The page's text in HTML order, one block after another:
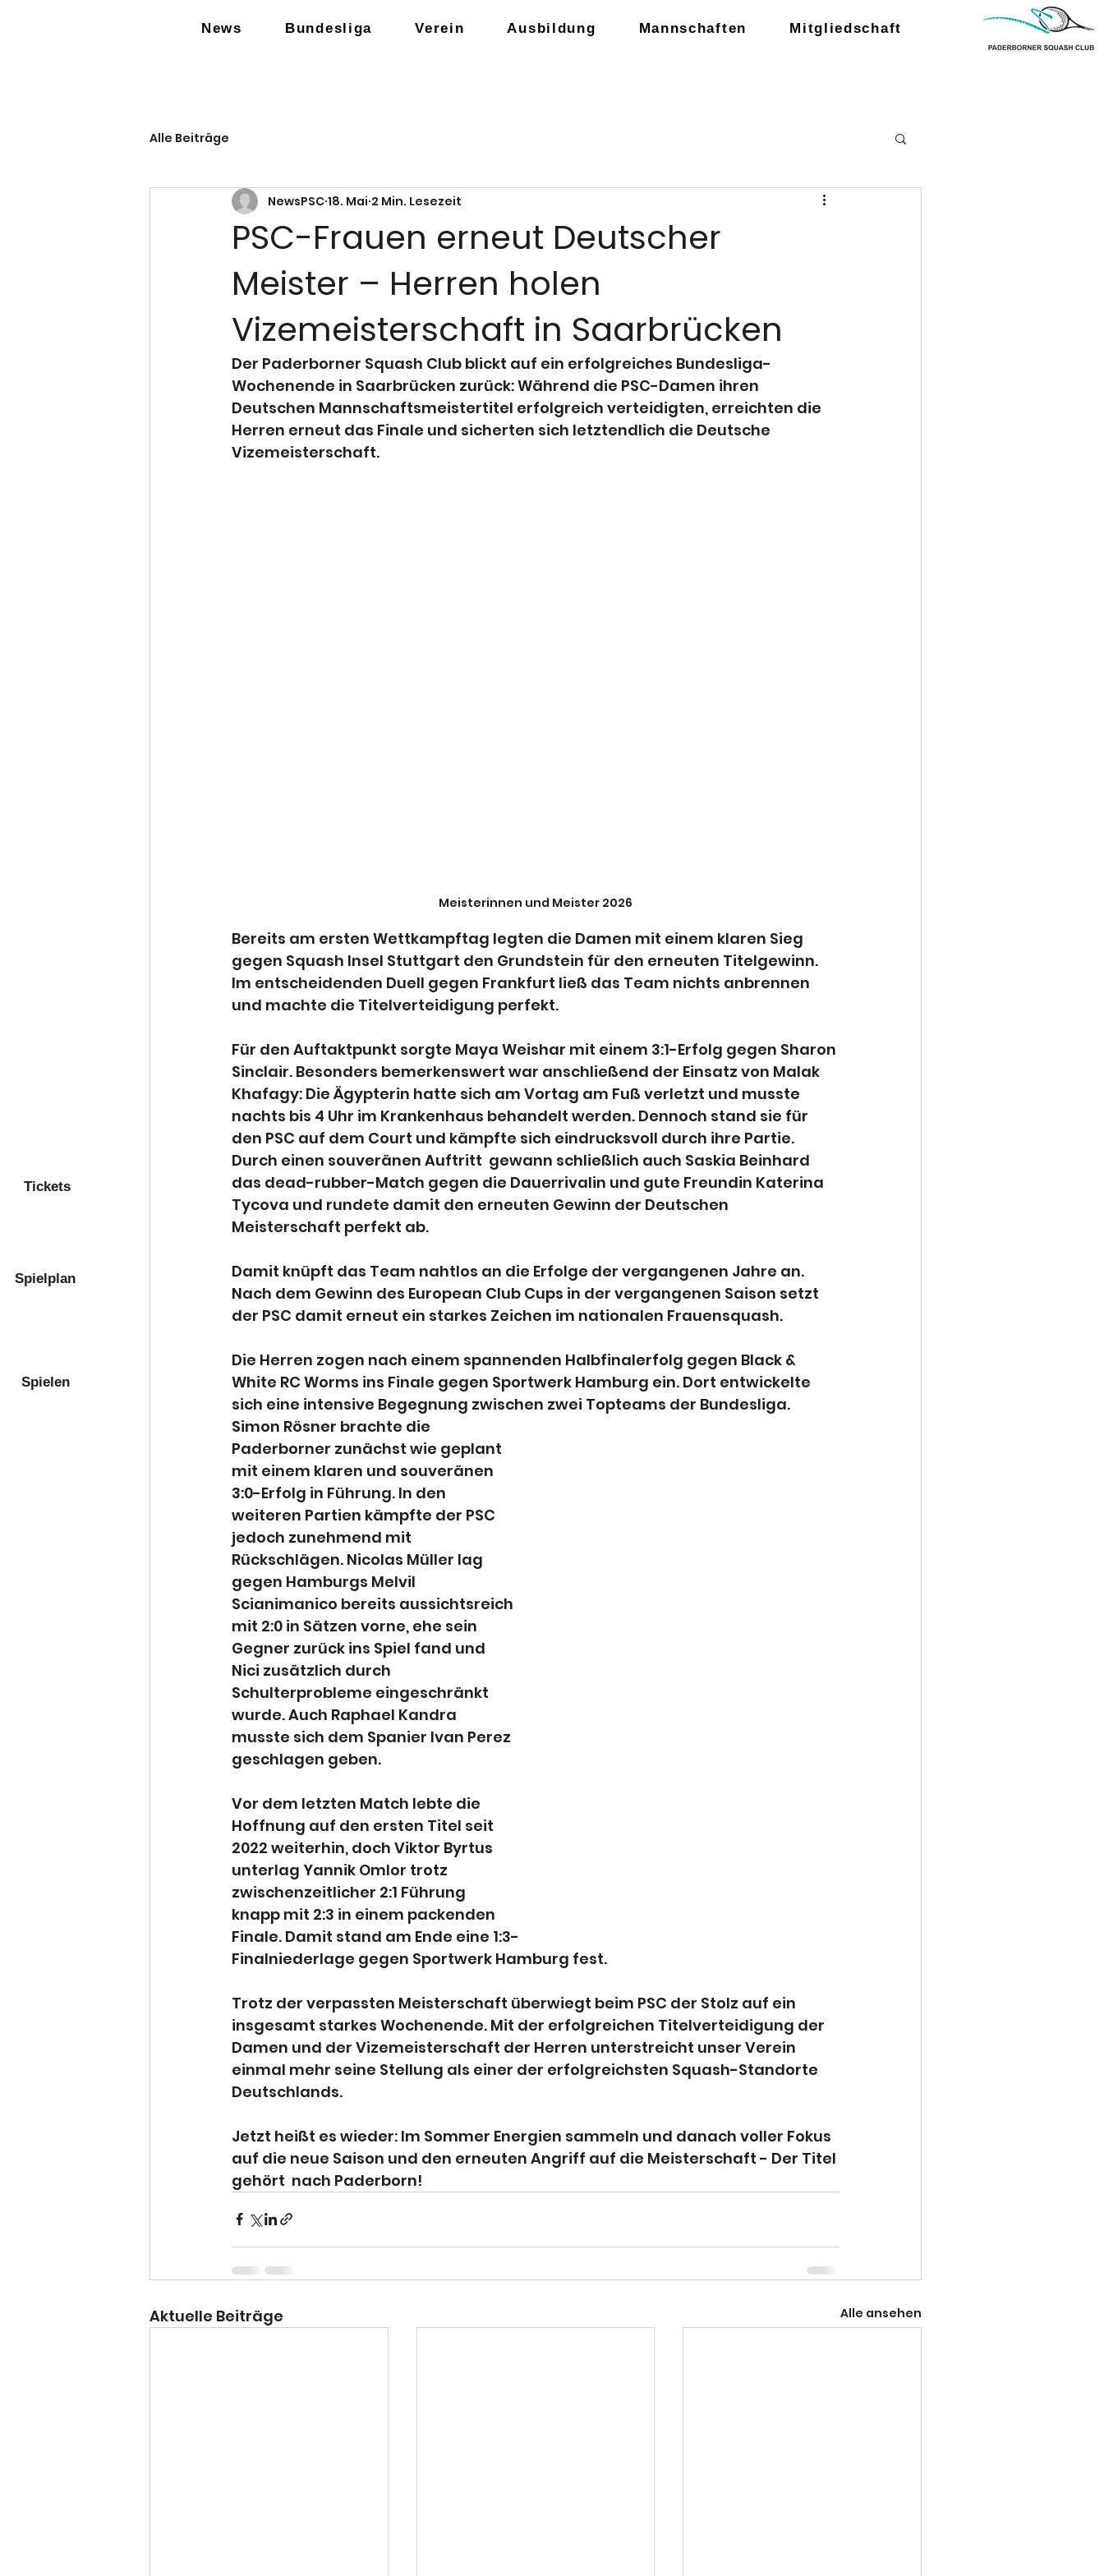
News Bundesliga Verein Ausbildung Mannschaften Mitgliedschaft
Tickets
Spielplan
Spielen
Alle Beiträge
PSC-Frauen erneut Deutscher
Meister – Herren holen
Vizemeisterschaft in Saarbrücken
NewsPSC 18. Mai 2 Min. Lesezeit
Der Paderborner Squash Club blickt auf ein erfolgreiches Bundesliga-
Wochenende in Saarbrücken zurück: Während die PSC-Damen ihren
Deutschen Mannschaftsmeistertitel erfolgreich verteidigten, erreichten die
Herren erneut das Finale und sicherten sich letztendlich die Deutsche
Vizemeisterschaft.
Meisterinnen und Meister 2026
Bereits am ersten Wettkampftag legten die Damen mit einem klaren Sieg
gegen Squash Insel Stuttgart den Grundstein für den erneuten Titelgewinn.
Im entscheidenden Duell gegen Frankfurt ließ das Team nichts anbrennen
und machte die Titelverteidigung perfekt.
Für den Auftaktpunkt sorgte Maya Weishar mit einem 3:1-Erfolg gegen Sharon
Sinclair. Besonders bemerkenswert war anschließend der Einsatz von Malak
Khafagy: Die Ägypterin hatte sich am Vortag am Fuß verletzt und musste
nachts bis 4 Uhr im Krankenhaus behandelt werden. Dennoch stand sie für
den PSC auf dem Court und kämpfte sich eindrucksvoll durch ihre Partie.
Durch einen souveränen Auftritt  gewann schließlich auch Saskia Beinhard
das dead-rubber-Match gegen die Dauerrivalin und gute Freundin Katerina
Tycova und rundete damit den erneuten Gewinn der Deutschen
Meisterschaft perfekt ab.
Damit knüpft das Team nahtlos an die Erfolge der vergangenen Jahre an.
Nach dem Gewinn des European Club Cups in der vergangenen Saison setzt
der PSC damit erneut ein starkes Zeichen im nationalen Frauensquash.
Die Herren zogen nach einem spannenden Halbfinalerfolg gegen Black &
White RC Worms ins Finale gegen Sportwerk Hamburg ein. Dort entwickelte
sich eine intensive Begegnung zwischen zwei Topteams der Bundesliga.
Simon Rösner brachte die
Paderborner zunächst wie geplant
mit einem klaren und souveränen
3:0-Erfolg in Führung. In den
weiteren Partien kämpfte der PSC
jedoch zunehmend mit
Rückschlägen. Nicolas Müller lag
gegen Hamburgs Melvil
Scianimanico bereits aussichtsreich
mit 2:0 in Sätzen vorne, ehe sein
Gegner zurück ins Spiel fand und
Nici zusätzlich durch
Schulterprobleme eingeschränkt
wurde. Auch Raphael Kandra
musste sich dem Spanier Ivan Perez
geschlagen geben.
Vor dem letzten Match lebte die
Hoffnung auf den ersten Titel seit
2022 weiterhin, doch Viktor Byrtus
unterlag Yannik Omlor trotz
zwischenzeitlicher 2:1 Führung
knapp mit 2:3 in einem packenden
Finale. Damit stand am Ende eine 1:3-
Finalniederlage gegen Sportwerk Hamburg fest.
Trotz der verpassten Meisterschaft überwiegt beim PSC der Stolz auf ein
insgesamt starkes Wochenende. Mit der erfolgreichen Titelverteidigung der
Damen und der Vizemeisterschaft der Herren unterstreicht unser Verein
einmal mehr seine Stellung als einer der erfolgreichsten Squash-Standorte
Deutschlands.
Jetzt heißt es wieder: Im Sommer Energien sammeln und danach voller Fokus
auf die neue Saison und den erneuten Angriff auf die Meisterschaft - Der Titel
gehört  nach Paderborn!
Aktuelle Beiträge Alle ansehen